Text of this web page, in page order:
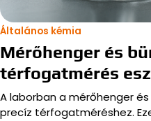
Általános kémia
Mérőhenger és
térfogatmérés
A laborban a mérőhenger
precíz térfogatméréshez.